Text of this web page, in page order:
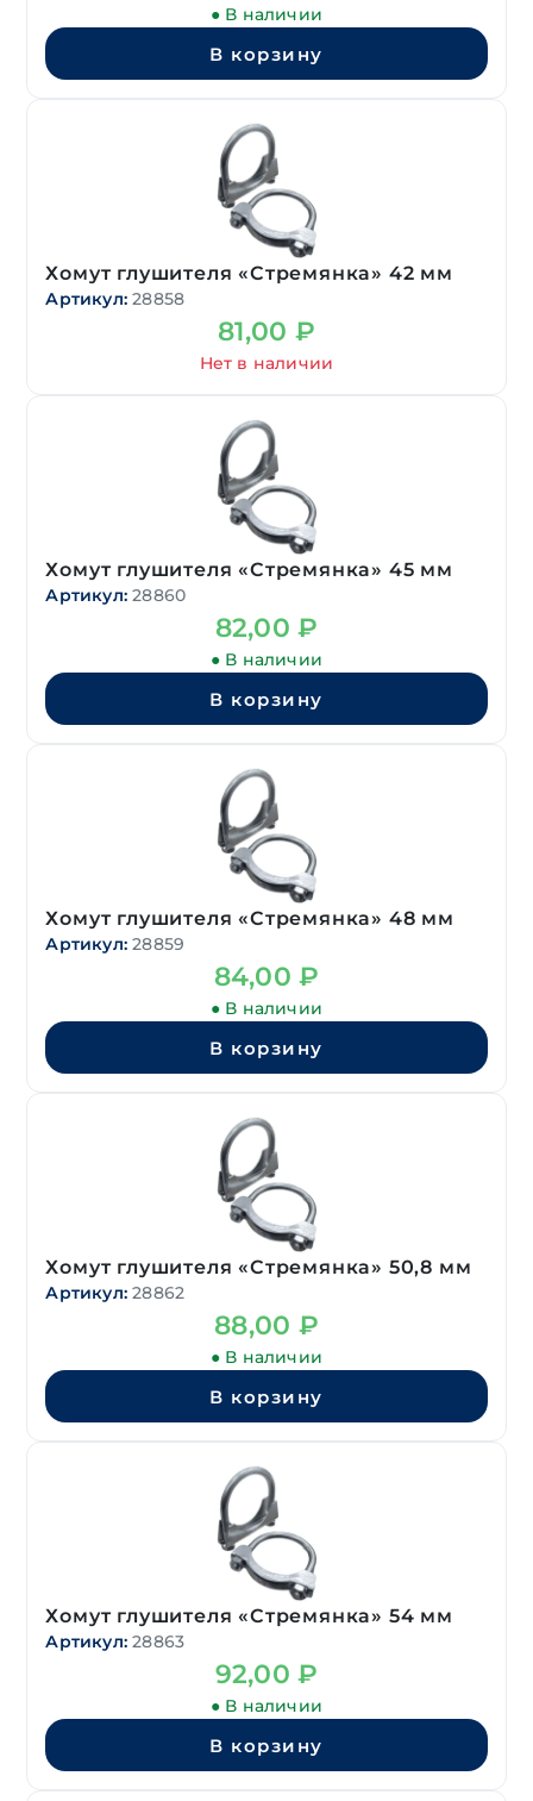
● В наличии
В корзину
Хомут глушителя «Стремянка» 42 мм
Артикул: 28858
81,00 ₽
Нет в наличии
Хомут глушителя «Стремянка» 45 мм
Артикул: 28860
82,00 ₽
● В наличии
В корзину
Хомут глушителя «Стремянка» 48 мм
Артикул: 28859
84,00 ₽
● В наличии
В корзину
Хомут глушителя «Стремянка» 50,8 мм
Артикул: 28862
88,00 ₽
● В наличии
В корзину
Хомут глушителя «Стремянка» 54 мм
Артикул: 28863
92,00 ₽
● В наличии
В корзину